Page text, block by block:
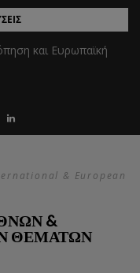
και Ευρωπαϊκή
& European
&
ΘΕΜΑΤΩΝ